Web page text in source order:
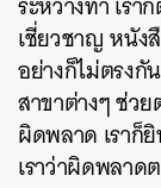
เชี่ยวชาญ หนัง
อย่างก็ไม่ตรงกั
สาขาต่างๆ ช่ว
ผิดพลาด เราก็
เราว่าผิดพลา